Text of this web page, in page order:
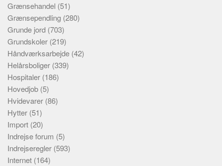
Grænsehandel (51)
Grænsependling (280)
Grunde jord (703)
Grundskoler (219)
Håndværksarbejde (42)
Helårsboliger (339)
Hospitaler (186)
Hovedjob (5)
Hvidevarer (86)
Hytter (51)
Import (20)
Indrejse forum (5)
Indrejseregler (593)
Internet (164)